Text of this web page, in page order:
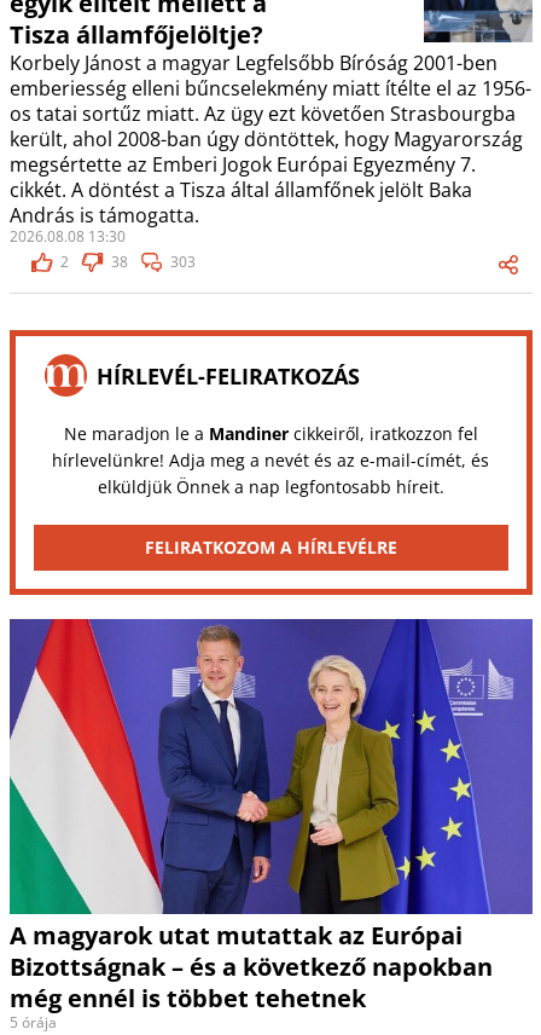
Tisza államfőjelöltje?
Korbely Jánost a magyar Legfelsőbb Bíróság 2001-ben
emberiesség elleni bűncselekmény miatt ítélte el az 1956-
os tatai sortűz miatt. Az ügy ezt követően Strasbourgba
került, ahol 2008-ban úgy döntöttek, hogy Magyarország
megsértette az Emberi Jogok Európai Egyezmény 7.
cikkét. A döntést a Tisza által államfőnek jelölt Baka
András is támogatta.
2026.08.08 13:30
2
38 303
HÍRLEVÉL-FELIRATKOZÁS
Ne maradjon le a Mandinercikkeiről, iratkozzon fel
hírlevelünkre! Adja meg a nevét és az e-mail-címét, és
elküldjük Önnek a nap legfontosabb híreit.
FELIRATKOZOM A HÍRLEVÉLRE
A magyarok utat mutattak az Európai
Bizottságnak – és a következő napokban
még ennél is többet tehetnek
5 órája